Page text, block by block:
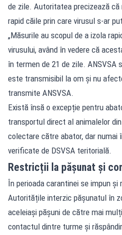
de zile. Autoritatea precizează
rapid căile prin care virusul s-ar
„Măsurile au scopul de a izola
virusului, având în vedere că
în termen de 21 de zile. ANSVSA
este transmisibil la om și nu
transmite ANSVSA.
Există însă o excepție pentru
transportul direct al animalelor
colectare către abator, dar numai
verificate de DSVSA teritorială.
Restricții la pășunat și
În perioada carantinei se impun
Autoritățile interzic pășunatul în
aceleiași pășuni de către mai
contactul dintre turme și